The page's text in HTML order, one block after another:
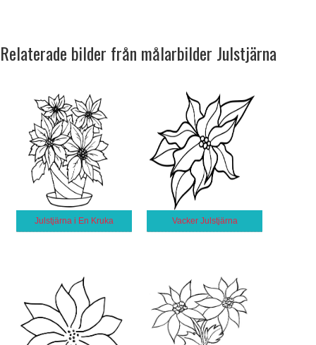
Relaterade bilder från målarbilder Julstjärna
Julstjärna i En Kruka Vacker Julstjärna